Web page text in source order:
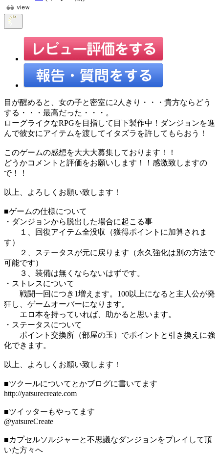
目が醒めると、女の子と密室に2人きり・・・貴方ならどう
する・・・最高だった・・・。
ローグライクなRPGを目指して目下製作中！ダンジョンを進
んで彼女にアイテムを渡してイタズラを許してもらおう！
このゲームの感想を大大大募集しております！！
どうかコメントと評価をお願いします！！感激致しますの
で！！
以上、よろしくお願い致します！
■ゲームの仕様について
・ダンジョンから脱出した場合に起こる事
１、回復アイテム全没収（獲得ポイントに加算されま
す）
２、ステータスが元に戻ります（永久強化は別の方法で
可能です）
３、装備は無くならないはずです。
・ストレスについて
戦闘一回につき1増えます。100以上になると主人公が発
狂し、ゲームオーバーになります。
エロ本を持っていれば、助かると思います。
・ステータスについて
ポイント交換所（部屋の玉）でポイントと引き換えに強
化できます。
以上、よろしくお願い致します！
■ツクールについてとかブログに書いてます
http://yatsurecreate.com
■ツイッターもやってます
@yatsureCreate
■カプセルソルジャーと不思議なダンジョンをプレイして頂
いた方々へ